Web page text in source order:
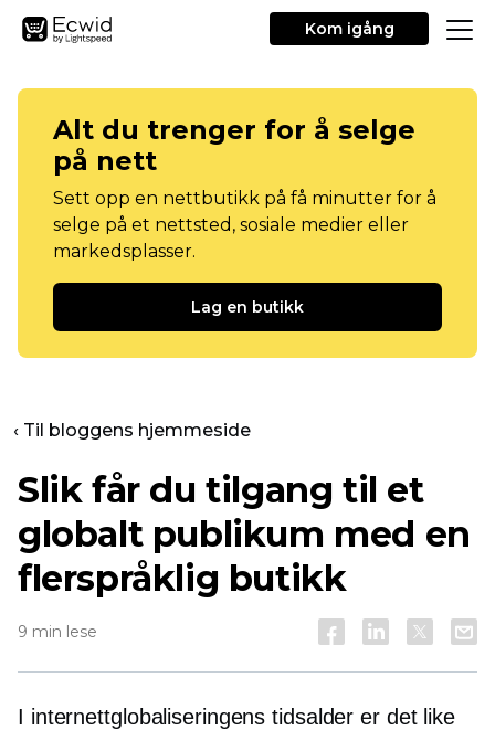
Kom igång
Alt du trenger for å selge
på nett
Sett opp en nettbutikk på få minutter for å
selge på et nettsted, sosiale medier eller
markedsplasser.
Lag en butikk
‹ Til bloggens hjemmeside
Slik får du tilgang til et
globalt publikum med en
flerspråklig butikk
9 min lese
I internettglobaliseringens tidsalder er det like